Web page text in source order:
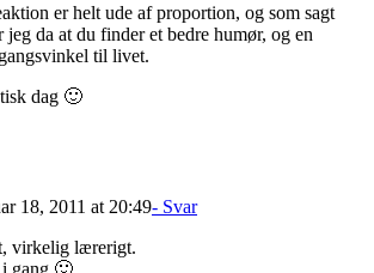
er helt ude af proportion, og som sagt
jeg da at du finder et bedre humør, og en
til livet.
dag 🙂
18, 2011 at 20:49- Svar
virkelig lærerigt.
i gang 🙂